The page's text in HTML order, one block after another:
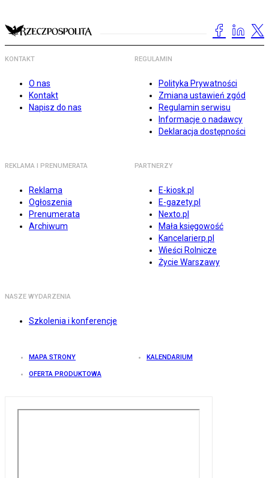
KONTAKT
O nas
Kontakt
Napisz do nas
REGULAMIN
Polityka Prywatności
Zmiana ustawień zgód
Regulamin serwisu
Informacje o nadawcy
Deklaracja dostępności
REKLAMA I PRENUMERATA
Reklama
Ogłoszenia
Prenumerata
Archiwum
PARTNERZY
E-kiosk.pl
E-gazety.pl
Nexto.pl
Mała księgowość
Kancelarierp.pl
Wieści Rolnicze
Życie Warszawy
NASZE WYDARZENIA
Szkolenia i konferencje
MAPA STRONY KALENDARIUM
OFERTA PRODUKTOWA